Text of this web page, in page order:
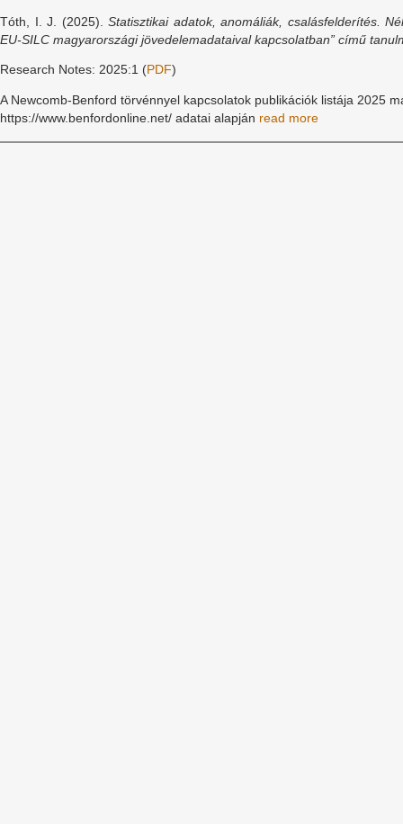
Tóth, I. J. (2025).Statisztikai adatok, anomáliák, csalásfelderítés.
EU-SILC magyarországi jövedelemadataival kapcsolatban” című
Research Notes: 2025:1 (PDF)
A Newcomb-Benford törvénnyel kapcsolatok publikációk listája 2025
https://www.benfordonline.net/ adatai alapján read more